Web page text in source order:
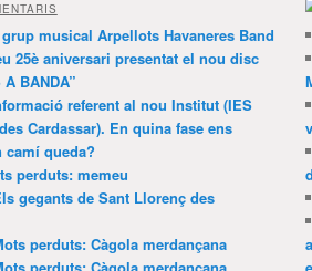
musical Arpellots Havaneres Band
25è aniversari presentat el nou disc
BANDA”
referent al nou Institut (IES
Cardassar). En quina fase ens
queda?
perduts: memeu
gegants de Sant Llorenç des
perduts: Càgola merdançana